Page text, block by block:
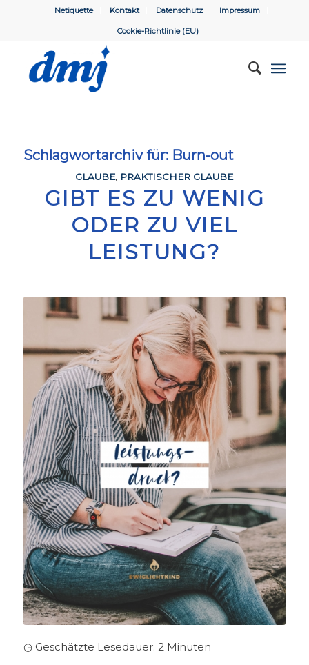
Netiquette Kontakt Datenschutz Impressum
Cookie-Richtlinie (EU)
Schlagwortarchiv für: Burn-out
GLAUBE, PRAKTISCHER GLAUBE
GIBT ES ZU WENIG
ODER ZU VIEL
LEISTUNG?
◷ Geschätzte Lesedauer: 2 Minuten